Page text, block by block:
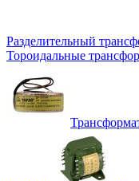
Разделительный
Тороидальные